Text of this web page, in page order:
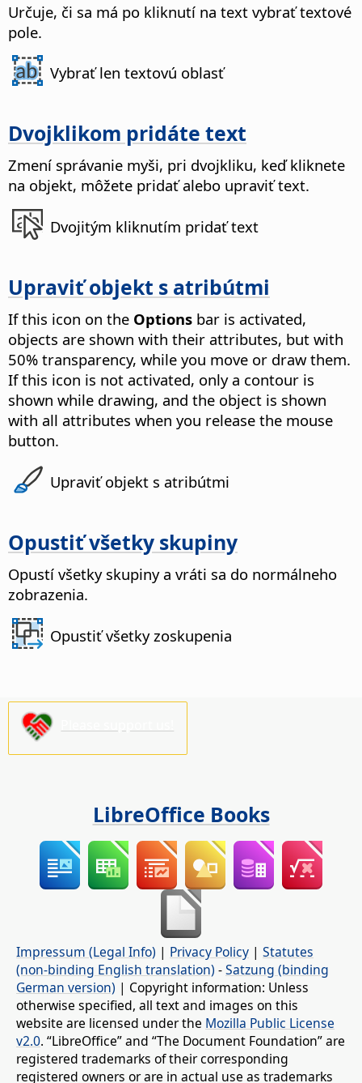
Určuje, či sa má po kliknutí na text vybrať textové
pole.
Vybrať len textovú oblasť
Dvojklikom pridáte text
Zmení správanie myši, pri dvojkliku, keď kliknete
na objekt, môžete pridať alebo upraviť text.
Dvojitým kliknutím pridať text
Upraviť objekt s atribútmi
If this icon on the Options bar is activated,
objects are shown with their attributes, but with
50% transparency, while you move or draw them.
If this icon is not activated, only a contour is
shown while drawing, and the object is shown
with all attributes when you release the mouse
button.
Upraviť objekt s atribútmi
Opustiť všetky skupiny
Opustí všetky skupiny a vráti sa do normálneho
zobrazenia.
Opustiť všetky zoskupenia
LibreOffice Books
Impressum (Legal Info) | Privacy Policy | Statutes
(non-binding English translation) -Satzung (binding
German version) | Copyright information: Unless
otherwise specified, all text and images on this
website are licensed under the Mozilla Public License
v2.0. “LibreOffice” and “The Document Foundation” are
registered trademarks of their corresponding
registered owners or are in actual use as trademarks